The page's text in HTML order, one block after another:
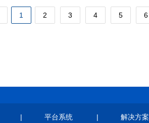
1 2 3 4 5 6
| 平台系统 | 解决方案